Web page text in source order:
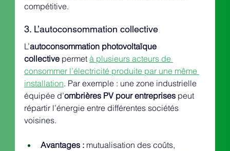
compétitive.
3. L’autoconsommation collective
L’autoconsommation photovoltaïque
collective permet à plusieurs acteurs de
consommer l’électricité produite par une même
installation. Par exemple : une zone industrielle
équipée d’ombrières PV pour entreprises peut
répartir l’énergie entre différentes sociétés
voisines.
Avantages : mutualisation des coûts,